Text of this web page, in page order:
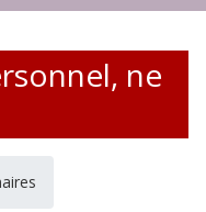
ne